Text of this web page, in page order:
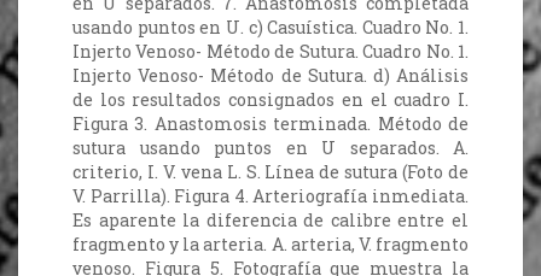
usando puntos en U. c) Casuística. Cuadro No. 1.
Injerto Venoso- Método de Sutura. Cuadro No. 1.
Injerto Venoso- Método de Sutura. d) Análisis
de los resultados consignados en el cuadro I.
Figura 3. Anastomosis terminada. Método de
sutura usando puntos en U separados. A.
criterio, I. V. vena L. S. Línea de sutura (Foto de
V. Parrilla). Figura 4. Arteriografía inmediata.
Es aparente la diferencia de calibre entre el
fragmento y la arteria. A. arteria, V. fragmento
venoso. Figura 5. Fotografía que muestra la